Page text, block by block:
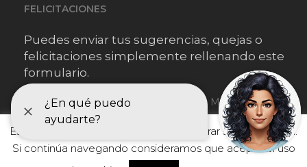
FELICITACIONES
Puedes enviar tus sugerencias, quejas o
felicitaciones simplemente rellenando este
formulario.
la información sobre protección de datos
Este sitio web utiliza cookies para mejorar su experiencia.
Si continúa navegando consideramos que acepta el uso